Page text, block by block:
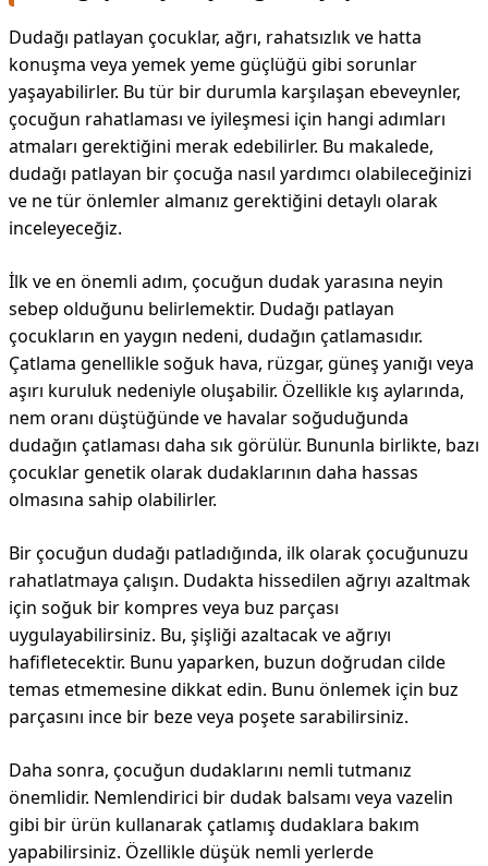
Dudağı patlayan çocuklar, ağrı, rahatsızlık ve hatta
konuşma veya yemek yeme güçlüğü gibi sorunlar
yaşayabilirler. Bu tür bir durumla karşılaşan ebeveynler,
çocuğun rahatlaması ve iyileşmesi için hangi adımları
atmaları gerektiğini merak edebilirler. Bu makalede,
dudağı patlayan bir çocuğa nasıl yardımcı olabileceğinizi
ve ne tür önlemler almanız gerektiğini detaylı olarak
inceleyeceğiz.
İlk ve en önemli adım, çocuğun dudak yarasına neyin
sebep olduğunu belirlemektir. Dudağı patlayan
çocukların en yaygın nedeni, dudağın çatlamasıdır.
Çatlama genellikle soğuk hava, rüzgar, güneş yanığı veya
aşırı kuruluk nedeniyle oluşabilir. Özellikle kış aylarında,
nem oranı düştüğünde ve havalar soğuduğunda
dudağın çatlaması daha sık görülür. Bununla birlikte, bazı
çocuklar genetik olarak dudaklarının daha hassas
olmasına sahip olabilirler.
Bir çocuğun dudağı patladığında, ilk olarak çocuğunuzu
rahatlatmaya çalışın. Dudakta hissedilen ağrıyı azaltmak
için soğuk bir kompres veya buz parçası
uygulayabilirsiniz. Bu, şişliği azaltacak ve ağrıyı
hafifletecektir. Bunu yaparken, buzun doğrudan cilde
temas etmemesine dikkat edin. Bunu önlemek için buz
parçasını ince bir beze veya poşete sarabilirsiniz.
Daha sonra, çocuğun dudaklarını nemli tutmanız
önemlidir. Nemlendirici bir dudak balsamı veya vazelin
gibi bir ürün kullanarak çatlamış dudaklara bakım
yapabilirsiniz. Özellikle düşük nemli yerlerde